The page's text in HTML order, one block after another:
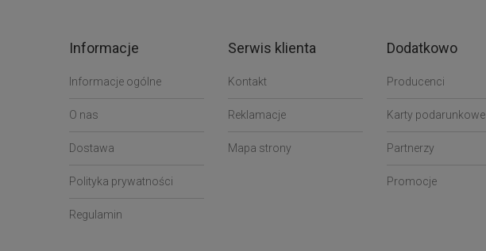
Informacje
Informacje ogólne
O nas
Dostawa
Polityka prywatności
Regulamin
Serwis klienta
Kontakt
Reklamacje
Mapa strony
Dodatkowo
Producenci
Karty podarunkowe
Partnerzy
Promocje